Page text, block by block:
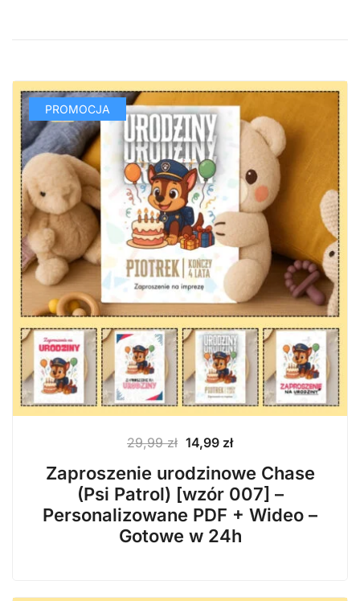
PROMOCJA
29,99zł Pierwotna
cena
wynosiła:
29,99 zł.
14,99 złAktualna
wynosi:
14,99 zł.
Zaproszenie urodzinowe Chase
(Psi Patrol) [wzór 007] –
Personalizowane PDF + Wideo –
Gotowe w 24h